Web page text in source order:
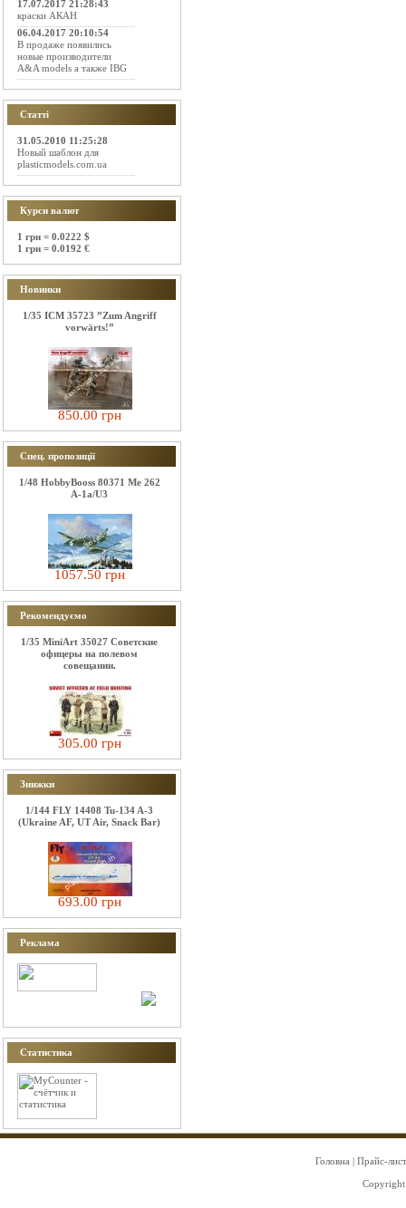
17.07.2017 21:28:43
краски АКАН
06.04.2017 20:10:54
В продаже появились
новые производители
A&A models а также IBG
Статті
31.05.2010 11:25:28
Новый шаблон для
plasticmodels.com.ua
Курси валют
1 грн = 0.0222 $
1 грн = 0.0192 €
Новинки
1/35 ICM 35723 ”Zum Angriff
vorwärts!”
850.00 грн
Спец. пропозиції
1/48 HobbyBooss 80371 Me 262
A-1a/U3
1057.50 грн
Рекомендуємо
1/35 MiniArt 35027 Советские
офицеры на полевом
совещании.
305.00 грн
Знижки
1/144 FLY 14408 Tu-134 A-3
(Ukraine AF, UT Air, Snack Bar)
693.00 грн
Реклама
Статистика
Головна | Прайс-лист